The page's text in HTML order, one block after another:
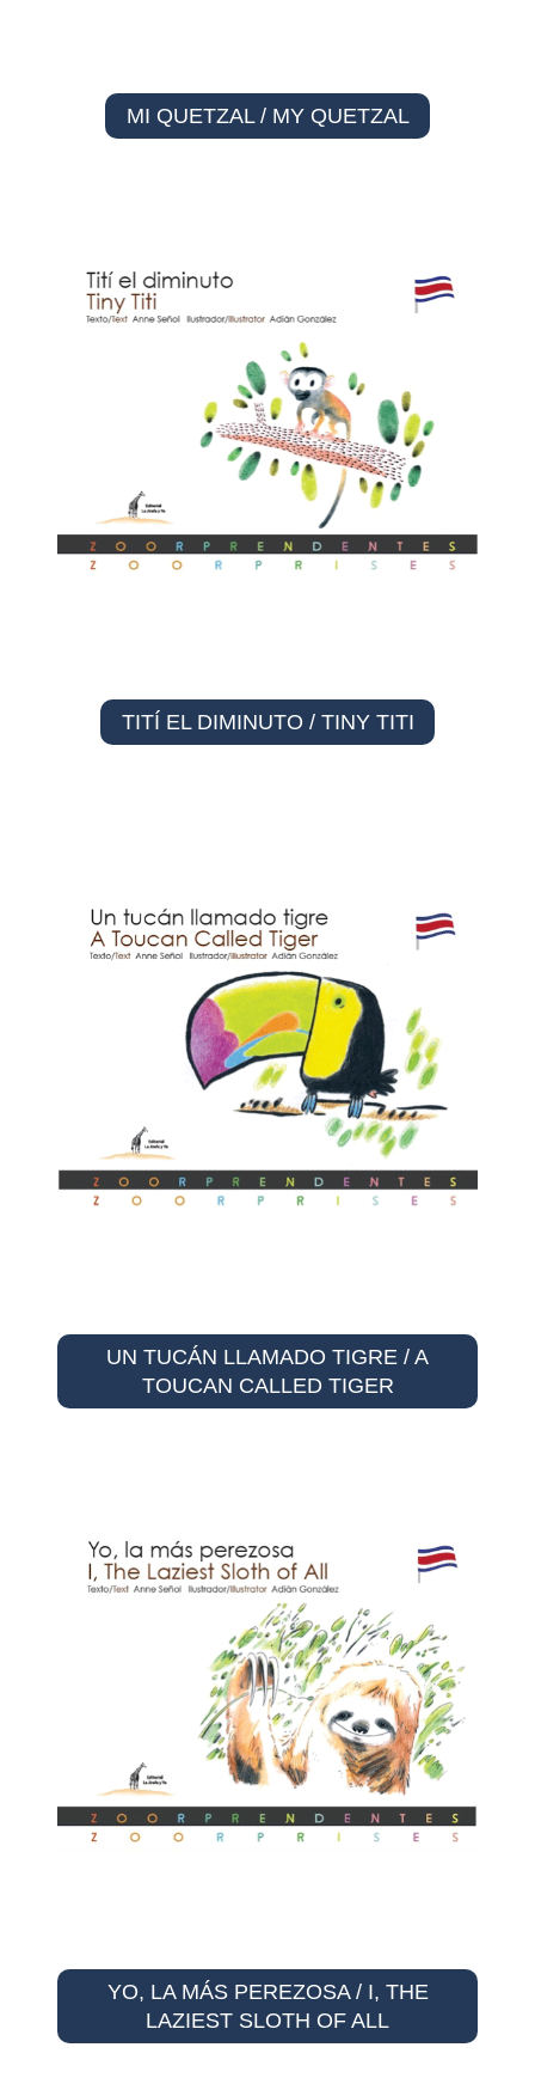
MI QUETZAL / MY QUETZAL
TITÍ EL DIMINUTO / TINY TITI
UN TUCÁN LLAMADO TIGRE / A
TOUCAN CALLED TIGER
YO, LA MÁS PEREZOSA / I, THE
LAZIEST SLOTH OF ALL